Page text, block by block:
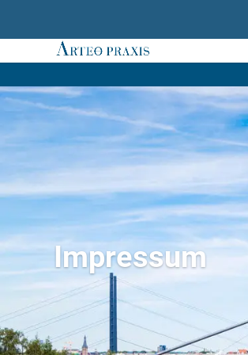
Impressum